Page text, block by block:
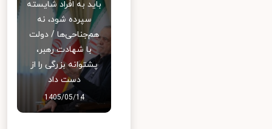
باید به افراد شایسته
سپرده شود، نه
هم‌جناحی‌ها / دولت
با شهادت رهبر،
پشتوانه بزرگی را از
دست داد
1405/05/14